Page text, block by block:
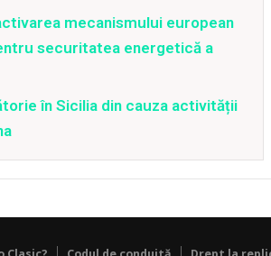
mecanismului european
securitatea energetică a
în Sicilia din cauza activității